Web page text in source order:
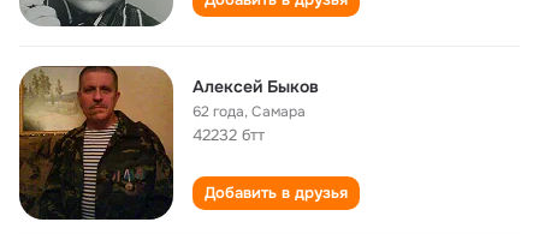
Алексей Быков
62 года,Самара
42232 бтт
Добавить в друзья